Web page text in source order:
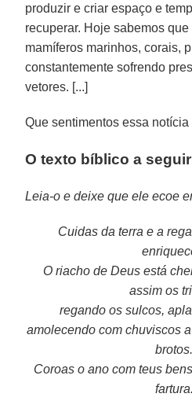
produzir e criar espaço e
recuperar. Hoje sabemos
mamíferos marinhos, corais,
constantemente sofrendo
vetores. [...]
Que sentimentos essa
O texto bíblico a
Leia-o e deixe que ele ecoe
Cuidas da terra e a
O riacho de Deus está
assim os
regando os sulcos,
amolecendo com chuviscos
brotos.
Coroas o ano com teus
fartura.